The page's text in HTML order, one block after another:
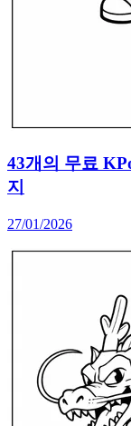
43개의 무료
지
27/01/2026